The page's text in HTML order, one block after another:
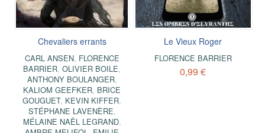
Chevaliers errants
CARL ANSEN, FLORENCE
BARRIER,OLIVIER BOILE,
ANTHONY BOULANGER,
KALIOM GEEFKER, BRICE
GOUGUET, KEVIN KIFFER,
STÉPHANE LAVENÈRE,
MÉLAINE NAËL LEGRAND,
Le Vieux Roger
FLORENCE BARRIER
0,99 €